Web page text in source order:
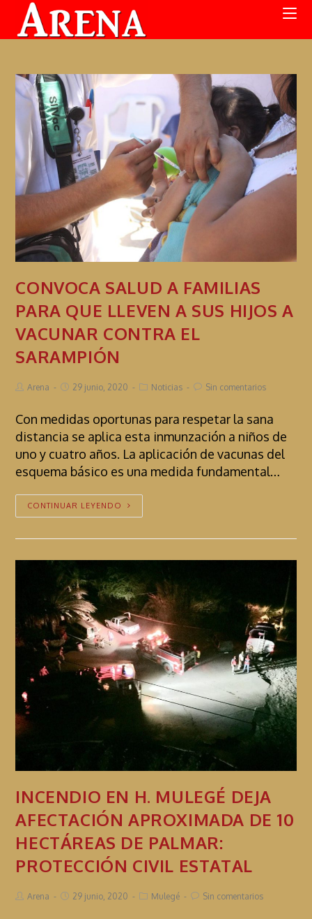
CONVOCA SALUD A FAMILIAS
PARA QUE LLEVEN A SUS HIJOS A
VACUNAR CONTRA EL
SARAMPIÓN
Arena 29 junio, 2020 Noticias Sin comentarios
Con medidas oportunas para respetar la sana
distancia se aplica esta inmunzación a niños de
uno y cuatro años. La aplicación de vacunas del
esquema básico es una medida fundamental…
CONTINUAR LEYENDO
INCENDIO EN H. MULEGÉ DEJA
AFECTACIÓN APROXIMADA DE 10
HECTÁREAS DE PALMAR:
PROTECCIÓN CIVIL ESTATAL
Arena 29 junio, 2020 Mulegé Sin comentarios